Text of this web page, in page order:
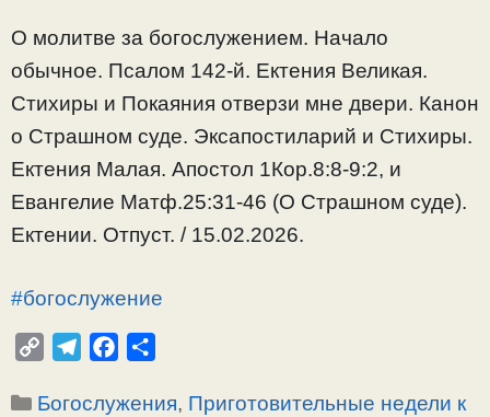
О молитве за богослужением. Начало
обычное. Псалом 142-й. Ектения Великая.
Стихиры и Покаяния отверзи мне двери. Канон
о Страшном суде. Эксапостиларий и Стихиры.
Ектения Малая. Апостол 1Кор.8:8-9:2, и
Евангелие Матф.25:31-46 (О Страшном суде).
Ектении. Отпуст. / 15.02.2026.
#богослужение
p
l
c
п
Рубрики
Богослужения, Приготовительные недели к